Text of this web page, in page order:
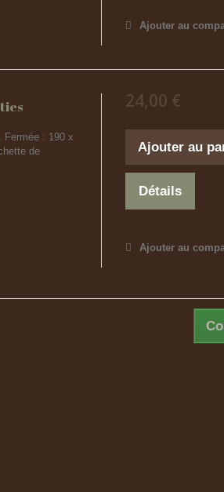
Ajouter au
Fermée : 190 x
de
24,00 €
Ajouter au
Détails
Ajouter au